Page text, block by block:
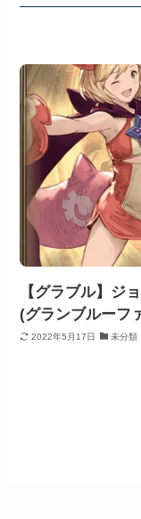
【グラブル】ジ
(グランブルーフ
2022年5月17日 未分類